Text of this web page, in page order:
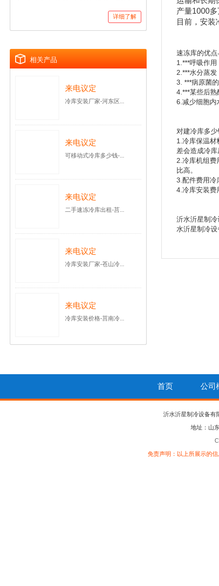
详细了解
相关产品
来电议定
冷库安装厂家-河东区...
来电议定
可移动式冷库多少钱-...
来电议定
二手速冻冷库出租-莒...
来电议定
冷库安装厂家-苍山冷...
来电议定
冷库安装价格-莒南冷...
产量1000
目前，安
速冻库的优
1.***呼吸作
2.***水分蒸
3. ***病原菌
4.***某些后
6.减少细胞内
对建冷库多
1.冷库保温材
差会造成冷
2.冷库机组费
比高。
3.配件费用冷
4.冷库安装费
沂水沂星制
水沂星制冷
首页 公司
沂水沂星制冷设备有
地址：山
免责声明：以上所展示的